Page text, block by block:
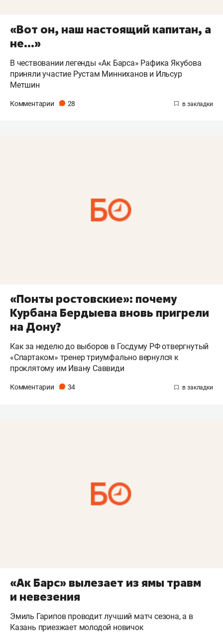
«Вот он, наш настоящий капитан, а
не...»
В чествовании легенды «Ак Барса» Рафика Якубова
приняли участие Рустам Минниханов и Ильсур
Метшин
Комментарии 28
«Понты ростовские»: почему
Курбана Бердыева вновь пригрели
на Дону?
Как за неделю до выборов в Госдуму РФ отвергнутый
«Спартаком» тренер триумфально вернулся к
проклятому им Ивану Саввиди
Комментарии 34
«Ак Барс» вылезает из ямы травм
и невезения
Эмиль Гарипов проводит лучший матч сезона, а в
Казань приезжает молодой новичок